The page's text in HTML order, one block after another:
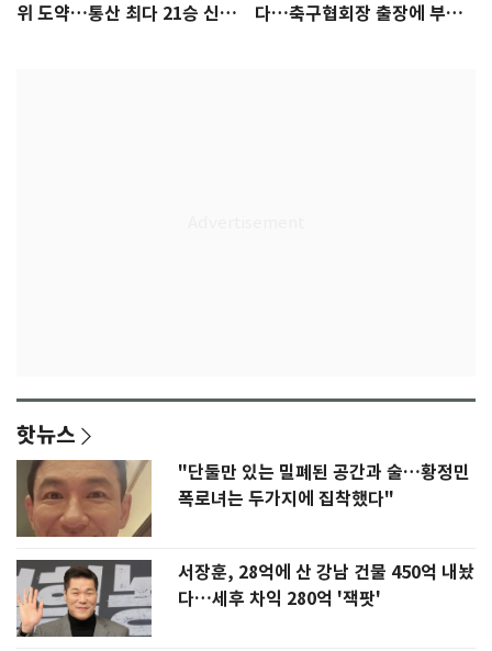
위 도약…통산 최다 21승 신기
다…축구협회장 출장에 부인
핫뉴스
"단둘만 있는 밀폐된 공간과 술…황정민
폭로녀는 두가지에 집착했다"
서장훈, 28억에 산 강남 건물 450억 내놨
다…세후 차익 280억 '잭팟'